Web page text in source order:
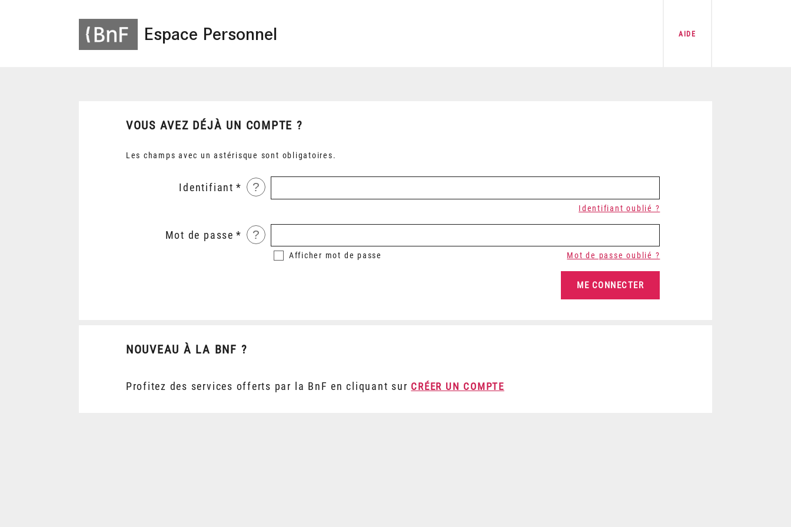
Espace Personnel AIDE
VOUS AVEZ DÉJÀ UN COMPTE ?
Les champs avec un astérisque sont obligatoires.
Identifiant ?
Identifiant oublié ?
Mot de passe ?
Afficher mot de passe Mot de passe oublié ?
NOUVEAU À LA BNF ?
Profitez des services offerts par la BnF en cliquant sur CRÉER UN COMPTE